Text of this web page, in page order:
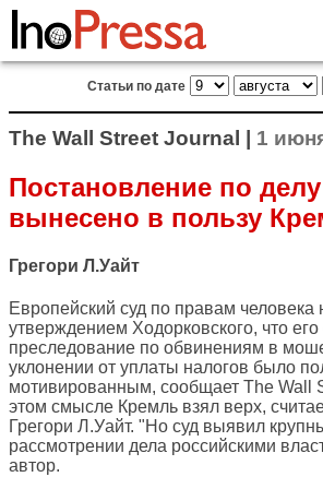
Статьи по дате
The Wall Street Journal | 1
Постановление по
вынесено в пользу
Грегори Л.Уайт
Европейский суд по правам человека
утверждением Ходорковского, что
преследование по обвинениям в
уклонении от уплаты налогов было
мотивированным, сообщает The Wall
этом смысле Кремль взял верх,
Грегори Л.Уайт. "Но суд выявил
рассмотрении дела российскими
автор.